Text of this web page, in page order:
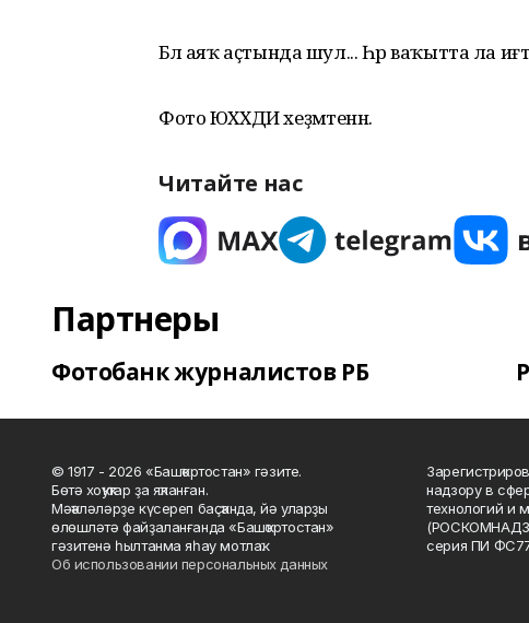
Бәлә аяҡ аҫтында шул... Һәр ваҡытта ла
Фото ЮХХДИ хеҙмәтенән.
Читайте нас
Партнеры
Фотобанк журналистов РБ
© 1917 - 2026 «Башҡортостан» гәзите.
Бөтә хоҡуҡтар ҙа яҡланған.
Мәҡәләләрҙе күсереп баҫҡанда, йә уларҙы
өлөшләтә файҙаланғанда «Башҡортостан»
гәзитенә һылтанма яһау мотлаҡ.
Об использовании персональных данных
надзору в
технологий и
серия ПИ